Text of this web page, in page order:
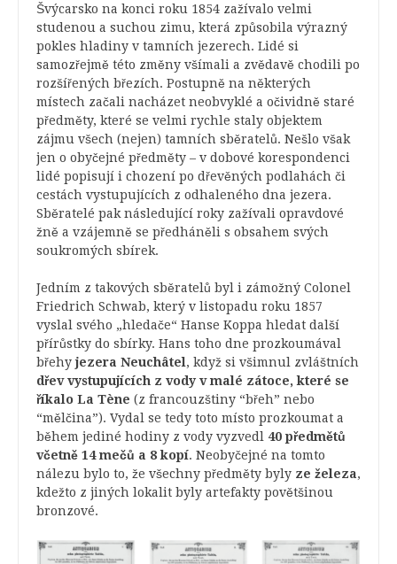
Švýcarsko na konci roku 1854 zažívalo velmi
studenou a suchou zimu, která způsobila výrazný
pokles hladiny v tamních jezerech. Lidé si
samozřejmě této změny všímali a zvědavě chodili po
rozšířených březích. Postupně na některých
místech začali nacházet neobvyklé a očividně staré
předměty, které se velmi rychle staly objektem
zájmu všech (nejen) tamních sběratelů. Nešlo však
jen o obyčejné předměty – v dobové korespondenci
lidé popisují i chození po dřevěných podlahách či
cestách vystupujících z odhaleného dna jezera.
Sběratelé pak následující roky zažívali opravdové
žně a vzájemně se předháněli s obsahem svých
soukromých sbírek.
Jedním z takových sběratelů byl i zámožný Colonel
Friedrich Schwab, který v listopadu roku 1857
vyslal svého „hledače“ Hanse Koppa hledat další
přírůstky do sbírky. Hans toho dne prozkoumával
břehyjezera Neuchâtel , když si všimnul zvláštních
dřev vystupujících z vody v malé zátoce, které se
říkalo La Tène (z francouzštiny “břeh” nebo
“mělčina”). Vydal se tedy toto místo prozkoumat a
během jediné hodiny z vody vyzvedl 40 předmětů
včetně 14 mečů a 8 kopí. Neobyčejné na tomto
nálezu bylo to, že všechny předměty byly ze železa,
kdežto z jiných lokalit byly artefakty povětšinou
bronzové.